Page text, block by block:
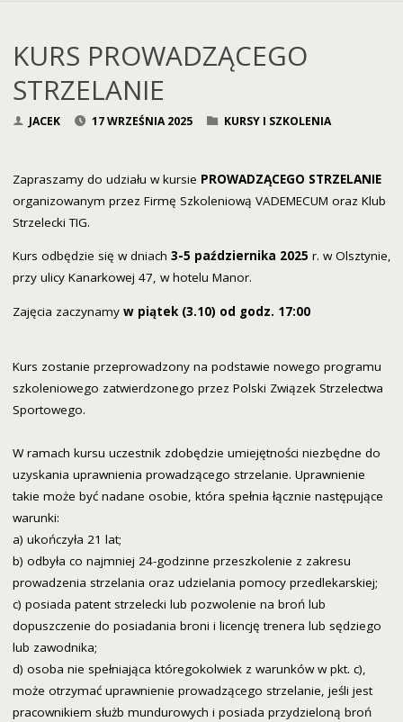
KURS PROWADZĄCEGO
STRZELANIE
JACEK 17 WRZEŚNIA 2025 KURSY I SZKOLENIA
Zapraszamy do udziału w kursie PROWADZĄCEGO STRZELANIE
organizowanym przez Firmę Szkoleniową VADEMECUM oraz Klub
Strzelecki TIG.
Kurs odbędzie się w dniach 3-5 października 2025 r. w Olsztynie,
przy ulicy Kanarkowej 47, w hotelu Manor.
Zajęcia zaczynamy w piątek (3.10) od godz. 17:00
Kurs zostanie przeprowadzony na podstawie nowego programu
szkoleniowego zatwierdzonego przez Polski Związek Strzelectwa
Sportowego.
W ramach kursu uczestnik zdobędzie umiejętności niezbędne do
uzyskania uprawnienia prowadzącego strzelanie. Uprawnienie
takie może być nadane osobie, która spełnia łącznie następujące
warunki:
a) ukończyła 21 lat;
b) odbyła co najmniej 24-godzinne przeszkolenie z zakresu
prowadzenia strzelania oraz udzielania pomocy przedlekarskiej;
c) posiada patent strzelecki lub pozwolenie na broń lub
dopuszczenie do posiadania broni i licencję trenera lub sędziego
lub zawodnika;
d) osoba nie spełniająca któregokolwiek z warunków w pkt. c),
może otrzymać uprawnienie prowadzącego strzelanie, jeśli jest
pracownikiem służb mundurowych i posiada przydzieloną broń